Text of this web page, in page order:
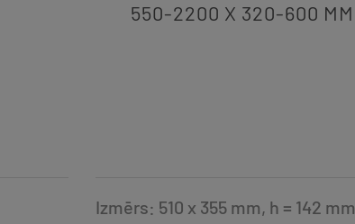
550-2200 X 320-600 MM
Izmērs: 510 x 355 mm, h = 142 mm